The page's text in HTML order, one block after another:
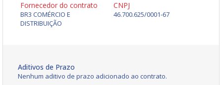
Fornecedor do contrato
BR3 COMÉRCIO E
DISTRIBUIÇÃO
CNPJ
46.700.625/0001-67
Aditivos de Prazo
Nenhum aditivo de prazo adicionado ao contrato.